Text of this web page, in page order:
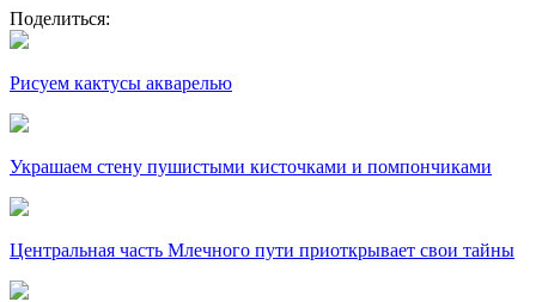
Поделиться:
Рисуем кактусы акварелью
Украшаем стену пушистыми кисточками и помпончиками
Центральная часть Млечного пути приоткрывает свои тайны